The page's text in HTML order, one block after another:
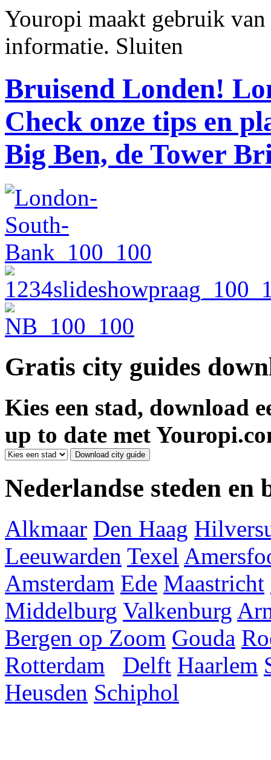
Youropi maakt gebruik
informatie. Sluiten
Bruisend Londen!
Check onze tips en
Big Ben, de Tower
Gratis city guides
Kies een stad, download
up to date met
Nederlandse steden en
Alkmaar Den Haag
Leeuwarden Texel
Amsterdam Ede Maastricht
Middelburg Valkenburg
Bergen op Zoom Gouda
Rotterdam
Delft Haarlem
Heusden Schiphol